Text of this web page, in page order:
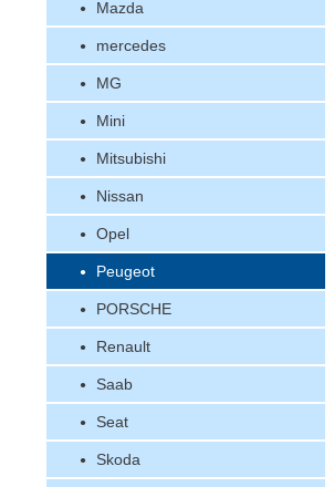
Mazda
mercedes
MG
Mini
Mitsubishi
Nissan
Opel
Peugeot
PORSCHE
Renault
Saab
Seat
Skoda